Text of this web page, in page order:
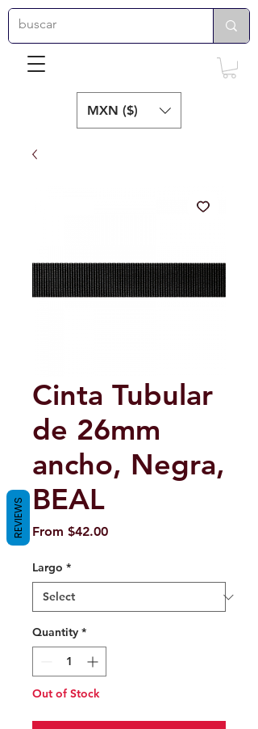
MXN ($)
Cinta Tubular
de 26mm
ancho, Negra,
BEAL
From $42.00Sale
Largo *
Quantity *
Out of Stock
REVIEWS